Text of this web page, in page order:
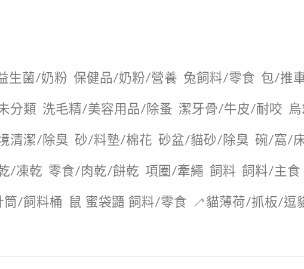
生菌/奶粉 保健品/奶粉/營養 兔飼料/零食 包/推
分類 洗毛精/美容用品/除蚤 潔牙骨/牛皮/耐咬
清潔/除臭 砂/料墊/棉花 砂盆/貓砂/除臭 碗/窩/
/凍乾 零食/肉乾/餅乾 項圈/牽繩 飼料 飼料/主食
筒/飼料桶 鼠 蜜袋鼯 飼料/零食 🦯貓薄荷/抓板/逗